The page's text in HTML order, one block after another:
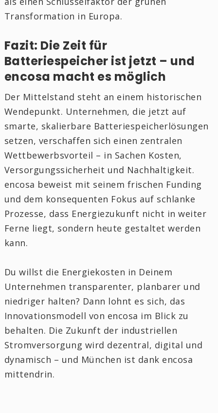
Transformation in Europa.
Fazit: Die Zeit für
Batteriespeicher ist jetzt – und
encosa macht es möglich
Der Mittelstand steht an einem historischen
Wendepunkt. Unternehmen, die jetzt auf
smarte, skalierbare Batteriespeicherlösungen
setzen, verschaffen sich einen zentralen
Wettbewerbsvorteil – in Sachen Kosten,
Versorgungssicherheit und Nachhaltigkeit.
encosa beweist mit seinem frischen Funding
und dem konsequenten Fokus auf schlanke
Prozesse, dass Energiezukunft nicht in weiter
Ferne liegt, sondern heute gestaltet werden
kann.
Du willst die Energiekosten in Deinem
Unternehmen transparenter, planbarer und
niedriger halten? Dann lohnt es sich, das
Innovationsmodell von encosa im Blick zu
behalten. Die Zukunft der industriellen
Stromversorgung wird dezentral, digital und
dynamisch – und München ist dank encosa
mittendrin.